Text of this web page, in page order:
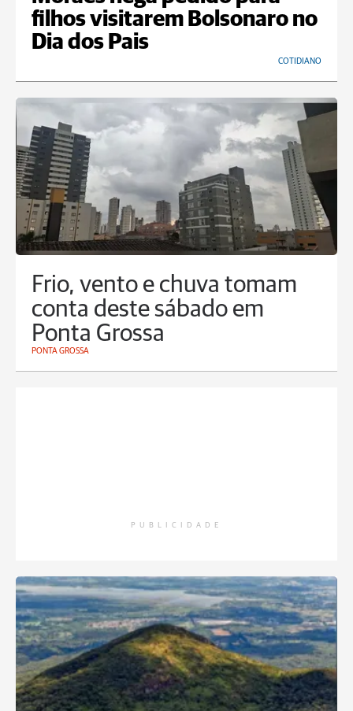
filhos visitarem Bolsonaro no
Dia dos Pais
COTIDIANO
Frio, vento e chuva tomam
conta deste sábado em
Ponta Grossa
PONTA GROSSA
PUBLICIDADE